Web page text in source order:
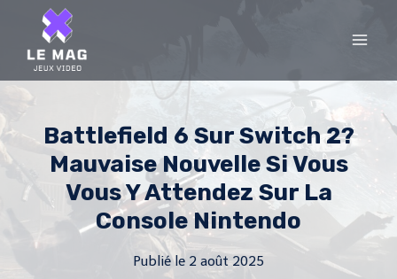
content
Battlefield 6 Sur Switch 2?
Mauvaise Nouvelle Si Vous
Vous Y Attendez Sur La
Console Nintendo
Publié le 2 août 2025